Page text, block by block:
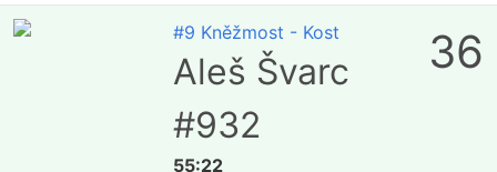
#9 Kněžmost - Kost
Aleš Švarc
#932
55:22
36